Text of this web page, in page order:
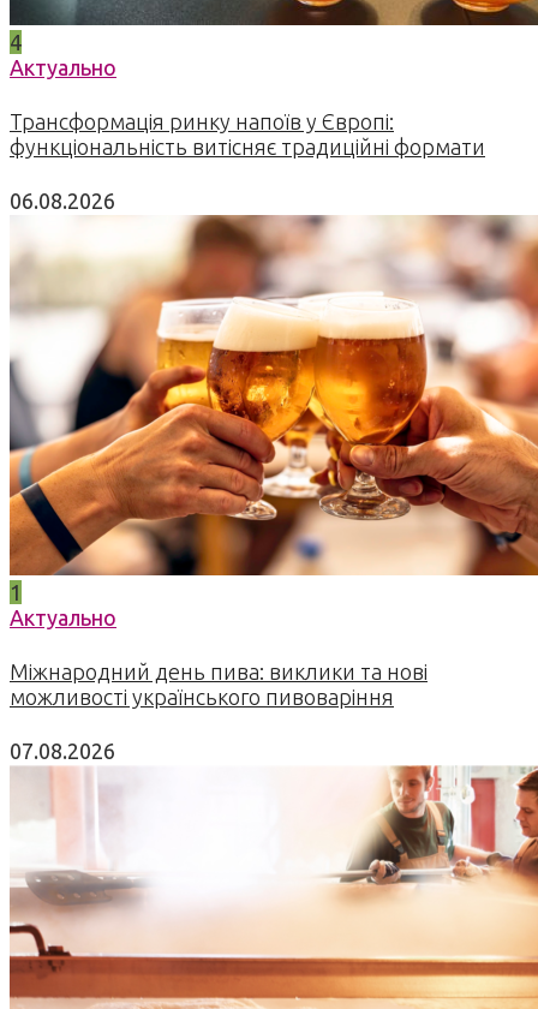
4
Актуально
Трансформація ринку напоїв у Європі:
функціональність витісняє традиційні формати
06.08.2026
1
Актуально
Міжнародний день пива: виклики та нові
можливості українського пивоваріння
07.08.2026